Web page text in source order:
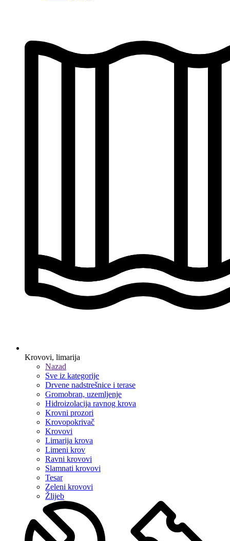
Krovovi, limarija
Nazad
Sve iz kategorije
Drvene nadstrešnice i terase
Gromobran, uzemljenje
Hidroizolacija ravnog krova
Krovni prozori
Krovopokrivač
Krovovi
Limarija krova
Limeni krov
Ravni krovovi
Slamnati krovovi
Tesar
Zeleni krovovi
Žlijeb